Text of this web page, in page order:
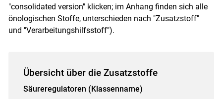
"consolidated version" klicken; im Anhang finden sich alle
önologischen Stoffe, unterschieden nach "Zusatzstoff"
und "Verarbeitungshilfsstoff").
Übersicht über die Zusatzstoffe
Säureregulatoren (Klassenname)